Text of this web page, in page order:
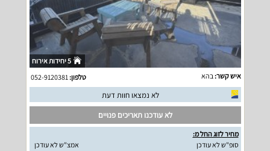
5 יחידות אירוח
איש קשר: בהא טלפון:
לא נמצאו חוות דעת
לא עודכנו תאריכים פנויים
מחיר לזוג החל מ:
סופ"ש לא עודכן
אמצ"ש לא עודכן